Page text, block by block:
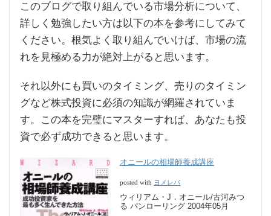
このブログで取り組んでいる市場分析について、
詳しく勉強したい方は以下の本を参考にしてみて
ください。根気よく取り組んでいけば、市場の流
れを見極める力が絶対上がると思います。
それ以外にも買いのタイミング、売りのタイミン
グなど株式投資に必須の知識が網羅されていま
す。この本を完璧にマスターすれば、あなたも投
資で必ず成功できると思います。
オニールの相場師養成講座
posted with ヨメレバ
ウィリアム・J．オニール/古河みつ
る パンローリング 2004年05月